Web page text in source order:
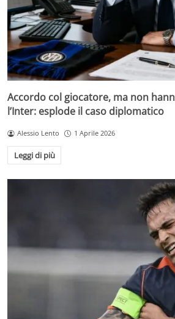
Accordo col giocatore, ma non
l’Inter: esplode il caso diplomatico
Alessio Lento 1 Aprile 2026
Leggi di più